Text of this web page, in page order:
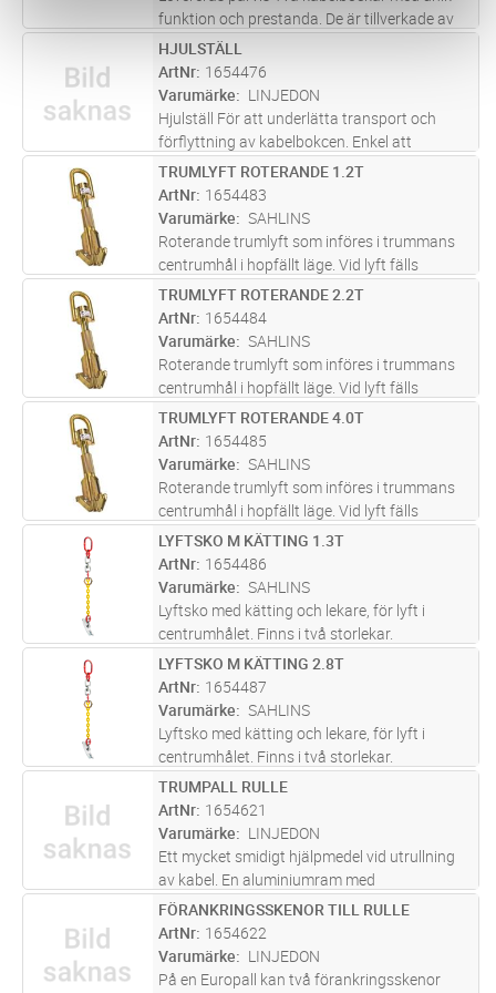
funktion och prestanda. De är tillverkade av
varmförzinkat stål och har fotmanövrerade
hydrauliska domkrafter. Axel och övriga
tillbehör beställes separat. 1
PR Lägg i kundvagn
HJULSTÄLL
ArtNr 1654476
Varumärke
LINJEDON
Hjulställ För att underlätta transport och
förflyttning av kabelbokcen. Enkel att
montera på befintlig kabelbock. Levereras
parvis.
ST Lägg i kundvagn
TRUMLYFT ROTERANDE 1.2T
ArtNr 1654483
Varumärke
SAHLINS
Roterande trumlyft som införes i trummans
centrumhål i hopfällt läge. Vid lyft fälls
griparmarna ut. Försedd med kullager, som
gör att trumman roterar lätt.
ST Lägg i kundvagn
TRUMLYFT ROTERANDE 2.2T
ArtNr 1654484
Varumärke
SAHLINS
Roterande trumlyft som införes i trummans
centrumhål i hopfällt läge. Vid lyft fälls
griparmarna ut. Försedd med kullager, som
gör att trumman roterar lätt.
ST Lägg i kundvagn
TRUMLYFT ROTERANDE 4.0T
ArtNr 1654485
Varumärke
SAHLINS
Roterande trumlyft som införes i trummans
centrumhål i hopfällt läge. Vid lyft fälls
griparmarna ut. Försedd med kullager, som
gör att trumman roterar lätt.
ST Lägg i kundvagn
LYFTSKO M KÄTTING 1.3T
ArtNr 1654486
Varumärke
SAHLINS
Lyftsko med kätting och lekare, för lyft i
centrumhålet. Finns i två storlekar.
ST Lägg i kundvagn
LYFTSKO M KÄTTING 2.8T
ArtNr 1654487
Varumärke
SAHLINS
Lyftsko med kätting och lekare, för lyft i
centrumhålet. Finns i två storlekar.
ST Lägg i kundvagn
TRUMPALL RULLE
ArtNr 1654621
Varumärke
LINJEDON
Ett mycket smidigt hjälpmedel vid utrullning
av kabel. En aluminiumram med
kullagerförsedda hjul. Den tar liten plats,
väger lite och kan ta trummor upp till 1000 kg.
Max trumstorlek K12, minsta t
ST Lägg i kundvagn
FÖRANKRINGSSKENOR TILL RULLE
ArtNr 1654622
Varumärke
LINJEDON
På en Europall kan två förankringsskenor